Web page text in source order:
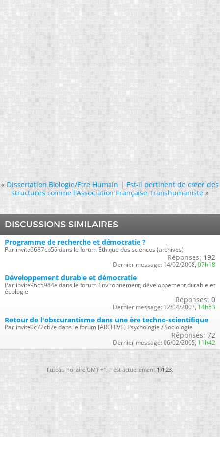
« Dissertation Biologie/Etre Humain|Est-il pertinent de créer des
structures comme l'Association Française Transhumaniste »
DISCUSSIONS SIMILAIRES
Programme de recherche et démocratie ?
Par invite6687cb56 dans le forum Éthique des sciences (archives)
Réponses: 192
Dernier message: 14/02/2008, 07h18
Développement durable et démocratie
Par invite96c5984e dans le forum Environnement, développement durable et
écologie
Réponses: 0
Dernier message: 12/04/2007, 14h53
Retour de l'obscurantisme dans une ère techno-scientifique
Par invite0c72cb7e dans le forum [ARCHIVE] Psychologie / Sociologie
Réponses: 72
Dernier message: 06/02/2005, 11h42
Fuseau horaire GMT +1. Il est actuellement17h23.